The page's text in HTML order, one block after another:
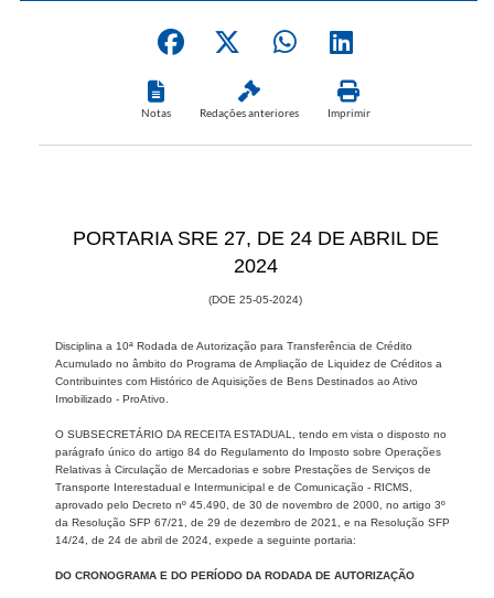
Notas Redações anteriores Imprimir
PORTARIA SRE 27, DE 24 DE ABRIL DE​​
2024
(DOE 2​5-05-2024)
Disciplina a 10ª Rodada de Autorização para Transferência de Crédito
Acumulado no âmbito do Programa de Ampliação de Liquidez de Créditos a
Contribuintes com Histórico de Aquisições de Bens Destinados ao Ativo
Imobilizado - ProAtivo.
O SUBSECRETÁRIO DA RECEITA ESTADUAL, tendo em vista o disposto no
parágrafo único do artigo 84 do Regulamento do Imposto sobre Operações
Relativas à Circulação de Mercadorias e sobre Prestações de Serviços de
Transporte Interestadual e Intermunicipal e de Comunicação - RICMS,
aprovado pelo Decreto nº 45.490, de 30 de novembro de 2000, no artigo 3º
da Resolução SFP 67/21, de 29 de dezembro de 2021, e na Resolução SFP
14/24, de 24 de abril de 2024, expede a seguinte portaria:
DO CRONOGRAMA E DO PERÍODO DA RODADA DE AUTORIZAÇÃO